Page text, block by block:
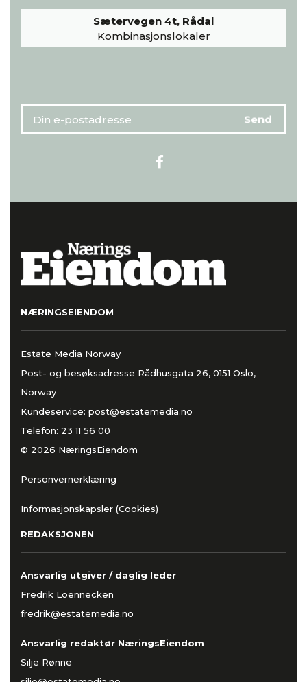
Sætervegen 4t, Rådal
Kombinasjonslokaler
NÆRINGSEIENDOM
Estate Media Norway
Post- og besøksadresse Rådhusgata 26, 0151 Oslo,
Norway
Kundeservice: post@estatemedia.no
Telefon: 23 11 56 00
© 2026 NæringsEiendom
Personvernerklæring
Informasjonskapsler (Cookies)
REDAKSJONEN
Ansvarlig utgiver / daglig leder
Fredrik Loennecken
fredrik@estatemedia.no
Ansvarlig redaktør NæringsEiendom
Silje Rønne